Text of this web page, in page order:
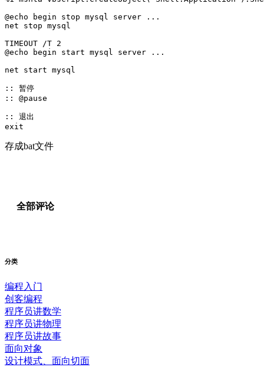
@echo begin stop mysql server ...
net stop mysql
TIMEOUT /T 2
@echo begin start mysql server ...
net start mysql
:: 暂停
:: @pause
:: 退出
exit
存成bat文件
全部评论
分类
编程入门
创客编程
程序员讲数学
程序员讲物理
程序员讲故事
面向对象
设计模式、面向切面